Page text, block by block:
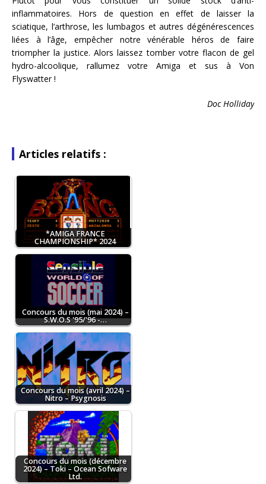
inflammatoires. Hors de question en effet de laisser la
sciatique, l’arthrose, les lumbagos et autres dégénérescences
liées à l’âge, empêcher notre vénérable héros de faire
triompher la justice. Alors laissez tomber votre flacon de gel
hydro-alcoolique, rallumez votre Amiga et sus à Von
Flyswatter !
Doc Holliday
Articles relatifs :
*AMIGA FRANCE
CHAMPIONSHIP* 2024
Concours du mois (mai 2024) –
S.W.O.S '95/'96 -…
Concours du mois (avril 2024) –
Nitro – Psygnosis
Concours du mois (décembre
2024) – Toki – Ocean Sofware
Ltd.